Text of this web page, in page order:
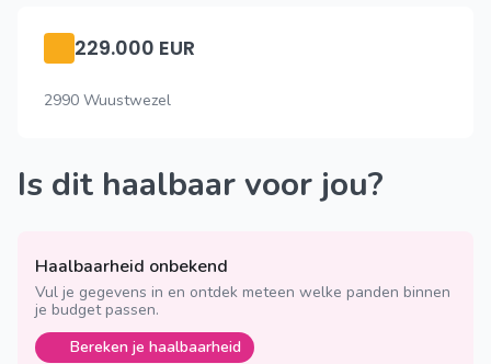
229.000 EUR
2990 Wuustwezel
Is dit haalbaar voor jou?
Haalbaarheid onbekend
Vul je gegevens in en ontdek meteen welke panden binnen
je budget passen.
Bereken je haalbaarheid